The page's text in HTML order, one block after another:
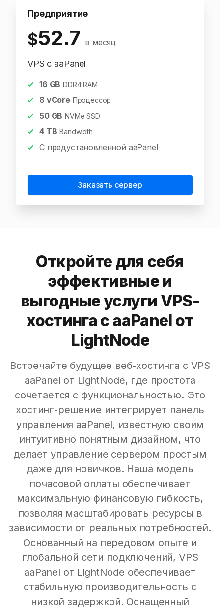
Предприятие
$52.7 в месяц
VPS с aaPanel
16 GB DDR4 RAM
8 vCore Процессор
50GB NVMe SSD
4TB Bandwidth
С предустановленной aaPanel
Заказать сервер
Откройте для себя
эффективные и
выгодные услуги VPS-
хостинга с aaPanel от
LightNode
Встречайте будущее веб-хостинга с VPS
aaPanel от LightNode, где простота
сочетается с функциональностью. Это
хостинг-решение интегрирует панель
управления aaPanel, известную своим
интуитивно понятным дизайном, что
делает управление сервером простым
даже для новичков. Наша модель
почасовой оплаты обеспечивает
максимальную финансовую гибкость,
позволяя масштабировать ресурсы в
зависимости от реальных потребностей.
Основанный на передовом опыте и
глобальной сети подключений, VPS
aaPanel от LightNode обеспечивает
стабильную производительность с
низкой задержкой. Оснащенный